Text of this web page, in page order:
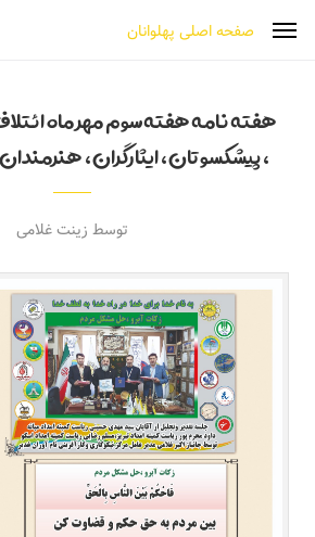
صفحه اصلی پهلوانان
هفته نامه هفته سوم مهر ماه
توسط زینت غلامی